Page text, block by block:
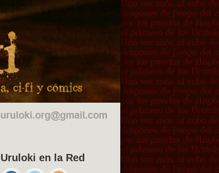
Uruloki en la Red